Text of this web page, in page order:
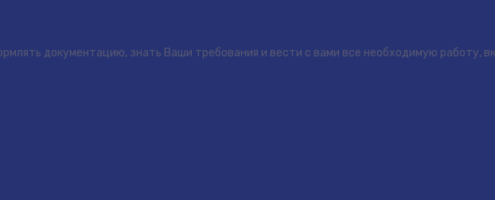
документацию, знать Ваши требования и вести с вами все необходимую работу,